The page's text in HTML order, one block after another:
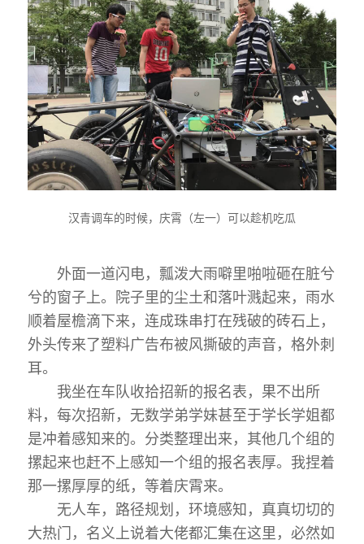
汉青调车的时候，庆霄（左一）可以趁机吃瓜
外面一道闪电，瓢泼大雨噼里啪啦砸在脏兮
兮的窗子上。院子里的尘土和落叶溅起来，雨水
顺着屋檐滴下来，连成珠串打在残破的砖石上，
外头传来了塑料广告布被风撕破的声音，格外刺
耳。
我坐在车队收拾招新的报名表，果不出所
料，每次招新，无数学弟学妹甚至于学长学姐都
是冲着感知来的。分类整理出来，其他几个组的
摞起来也赶不上感知一个组的报名表厚。我捏着
那一摞厚厚的纸，等着庆霄来。
无人车，路径规划，环境感知，真真切切的
大热门，名义上说着大佬都汇集在这里，必然如